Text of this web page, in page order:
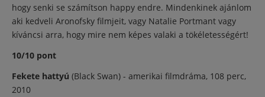
hogy senki se számítson happy endre. Mindenkinek ajánlom
aki kedveli Aronofsky filmjeit, vagy Natalie Portmant vagy
kíváncsi arra, hogy mire nem képes valaki a tökéletességért!
10/10 pont
Fekete hattyú (Black Swan) - amerikai filmdráma, 108 perc,
2010